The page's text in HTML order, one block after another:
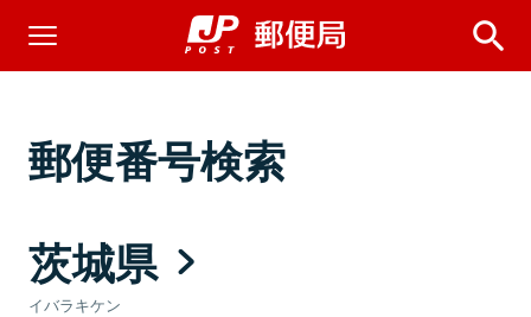
郵便番号検索
茨城県
イバラキケン